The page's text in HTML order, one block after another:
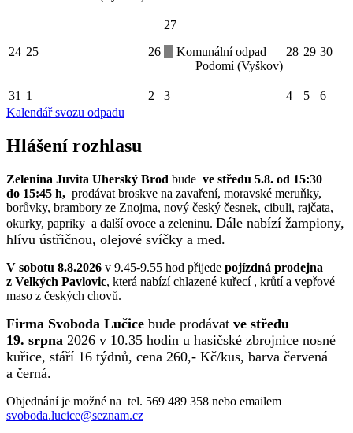
24 25 26
27
Komunální odpad
Podomí (Vyškov)
28 29 30
31 1 2 3 4 5
6
Kalendář svozu odpadu
Hlášení rozhlasu
Zelenina Juvita Uherský Brod bude ve středu 5.8. od 15:30
do 15:45 h, prodávat broskve na zavaření, moravské meruňky,
borůvky, brambory ze Znojma, nový český česnek, cibuli, rajčata,
okurky, papriky a další ovoce a zeleninu. Dále nabízí žampiony,
hlívu ústřičnou, olejové svíčky a med.
V sobotu 8.8.2026 v 9.45-9.55 hod přijede pojízdná prodejna
z Velkých Pavlovic, která nabízí chlazené kuřecí , krůtí a vepřové
maso z českých chovů.
Firma Svoboda Lučice bude prodávat ve středu
19. srpna 2026 v 10.35 hodin u hasičské zbrojnice nosné
kuřice, stáří 16 týdnů, cena 260,- Kč/kus, barva červená
a černá.
Objednání je možné na tel. 569 489 358 nebo emailem
svoboda.lucice@seznam.cz